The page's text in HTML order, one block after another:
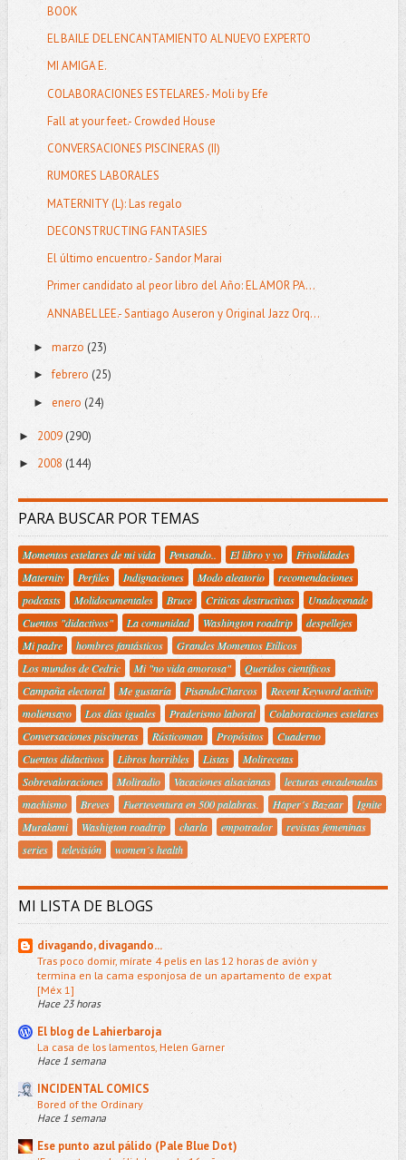
BOOK
EL BAILE DEL ENCANTAMIENTO AL NUEVO EXPERTO
MI AMIGA E.
COLABORACIONES ESTELARES.- Moli by Efe
Fall at your feet.- Crowded House
CONVERSACIONES PISCINERAS (II)
RUMORES LABORALES
MATERNITY (L): Las regalo
DECONSTRUCTING FANTASIES
El último encuentro.- Sandor Marai
Primer candidato al peor libro del Año: EL AMOR PA...
ANNABEL LEE.- Santiago Auseron y Original Jazz Orq...
► marzo (23)
►febrero (25)
► enero (24)
► 2009 (290)
► 2008 (144)
PARA BUSCAR POR TEMAS
Momentos estelares de mi vida Pensando.. El libro y yo
Frivolidades
Maternity
Perfiles Indignaciones Modo aleatorio
recomendaciones
podcasts
Molidocumentales Bruce Criticas destructivas
Unadocenade
Cuentos "didactivos"
La comunidad Washington roadtrip
despellejes
Mi padre
hombres fantásticos
Grandes Momentos Etílicos
Los mundos de Cedric
Mi "no vida amorosa"
Queridos científicos
Campaña electoral
Me gustaría PisandoCharcos
Recent Keyword activity
moliensayo
Los días iguales Praderismo laboral
Colaboraciones estelares
Conversaciones piscineras
Rústicoman Propósitos
Cuaderno
Cuentos didactivos
Libros horribles Listas
Molirecetas
Sobrevaloraciones
Moliradio Vacaciones alsacianas
lecturas encadenadas
machismo
Breves Fuerteventura en 500 palabras. Haper´s Bazaar
Ignite
Murakami
Washigton roadtrip charla empotrador
revistas femeninas
series
televisión women´s health
MI LISTA DE BLOGS
divagando, divagando...
Tras poco domir, mírate 4 pelis en las 12 horas de avión y
termina en la cama esponjosa de un apartamento de expat
[Méx 1]
Hace 23 horas
El blog de Lahierbaroja
La casa de los lamentos, Helen Garner
Hace 1 semana
INCIDENTAL COMICS
Bored of the Ordinary
Hace 1 semana
Ese punto azul pálido (Pale Blue Dot)